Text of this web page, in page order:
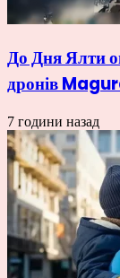
До Дня Ялти
дронів
7 години назад